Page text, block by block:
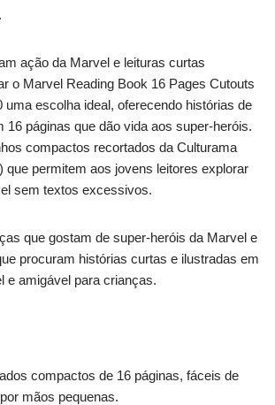
ação da Marvel e leituras curtas
o Marvel Reading Book 16 Pages Cutouts
uma escolha ideal, oferecendo histórias de
16 páginas que dão vida aos super-heróis.
compactos recortados da Culturama
que permitem aos jovens leitores explorar
sem textos excessivos.
que gostam de super-heróis da Marvel e
procuram histórias curtas e ilustradas em
e amigável para crianças.
compactos de 16 páginas, fáceis de
mãos pequenas.